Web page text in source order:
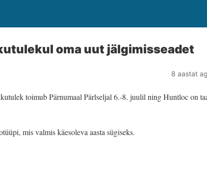
oma uut jälgimisseadet
8 aastat
toimub Pärnumaal Pärlseljal 6.-8. juulil ning Huntloc on
mis valmis käesoleva aasta sügiseks.